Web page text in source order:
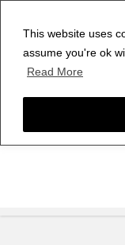
This website uses
assume you're ok
Read More